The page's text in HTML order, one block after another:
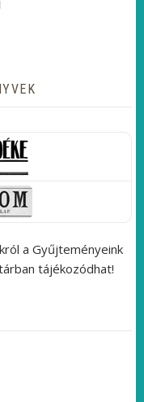
a Gyűjteményeink
tájékozódhat!